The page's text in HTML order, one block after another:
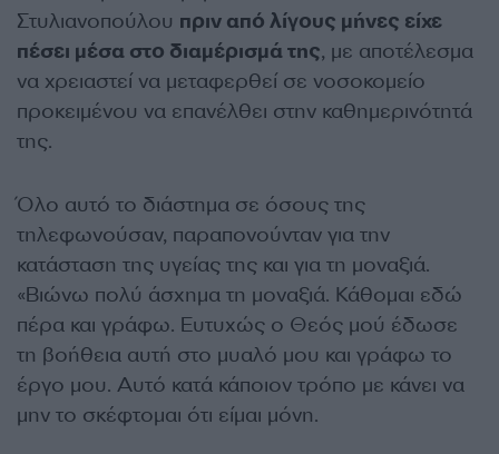
Στυλιανοπούλου πριν από λίγους μήνες είχε
πέσει μέσα στο διαμέρισμά της, με αποτέλεσμα
να χρειαστεί να μεταφερθεί σε νοσοκομείο
προκειμένου να επανέλθει στην καθημερινότητά
της.
Όλο αυτό το διάστημα σε όσους της
τηλεφωνούσαν, παραπονούνταν για την
κατάσταση της υγείας της και για τη μοναξιά.
«Βιώνω πολύ άσχημα τη μοναξιά. Κάθομαι εδώ
πέρα και γράφω. Ευτυχώς ο Θεός μού έδωσε
τη βοήθεια αυτή στο μυαλό μου και γράφω το
έργο μου. Αυτό κατά κάποιον τρόπο με κάνει να
μην το σκέφτομαι ότι είμαι μόνη.